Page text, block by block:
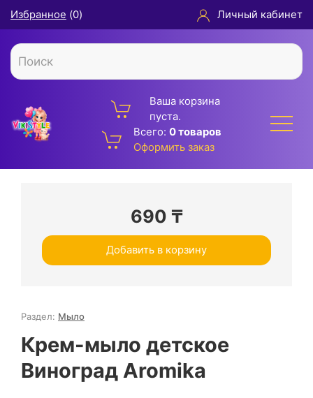
Избранное (0) Личный кабинет
Ваша корзина
пуста.
Всего: 0 товаров
Оформить заказ
690 ₸
Добавить в корзину
Раздел: Мыло
Крем-мыло детское
Виноград Aromika